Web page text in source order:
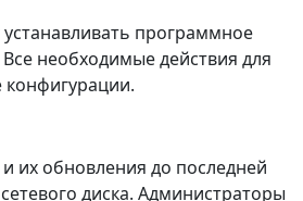
программное
необходимые действия для
их обновления до последней
диска. Администраторы